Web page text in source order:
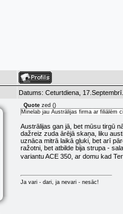
Datums: Ceturtdiena,
Quote zed ()
Minelab jau Austrālijas firma ar filiālēm
Austrālijas gan jā, bet mūsu tirgū
dažreiz zuda ārējā skaņa, liku
uznāca mitrā laikā gļuki, bet arī
ražotni, bet atbilde bija strupa -
variantu ACE 350, ar domu kad
Ja vari - dari, ja nevari - nesāc!